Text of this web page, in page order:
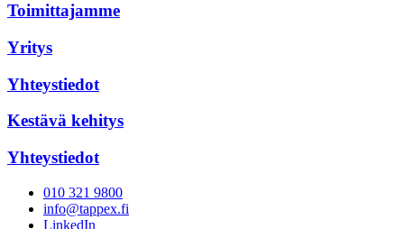
Toimittajamme
Yritys
Yhteystiedot
Kestävä kehitys
Yhteystiedot
010 321 9800
info@tappex.fi
LinkedIn